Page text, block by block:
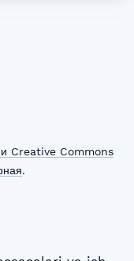
Creative Commons
.